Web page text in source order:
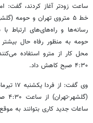
ساعت زودتر آغاز کردند، گفت:
خط ۵ متروی تهران و حومه
رسانه‌ها و راه‌های‌های ارتباط
حومه به منظور رفاه حال
۴:۳۰ صبح کاهش داد.
ساعات جدید کاری بتوانند به